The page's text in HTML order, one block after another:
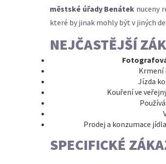
městské úřady Benátek nuceny
které by jinak mohly být v jiných
NEJČASTĚJŠÍ
Krmení
Jízda
Kouření ve
Prodej a konzumace
SPECIFICKÉ